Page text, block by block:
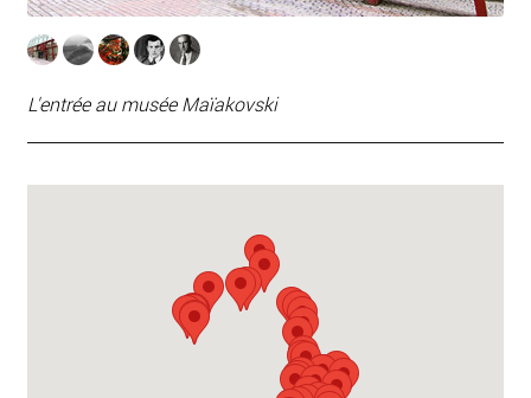
L'entrée au musée Maïakovski